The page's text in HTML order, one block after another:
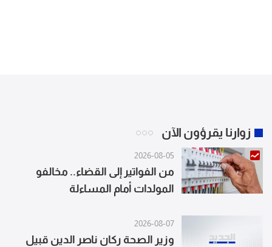
زوارنا يقرؤون الآن
2026-08-05
من الفواتير إلى القضاء.. مخالفو
المولدات أمام المساءلة
2026-08-07
وزير الصحة ركان ناصر الدين قبيل